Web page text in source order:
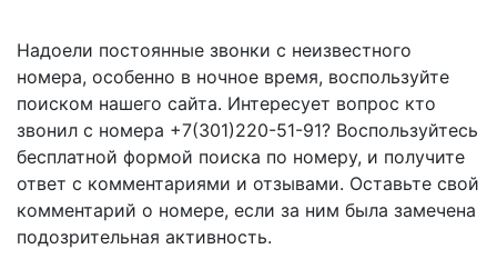
Надоели постоянные звонки с неизвестного
номера, особенно в ночное время, воспользуйте
поиском нашего сайта. Интересует вопрос кто
звонил с номера +7(301)220-51-91? Воспользуйтесь
бесплатной формой поиска по номеру, и получите
ответ с комментариями и отзывами. Оставьте свой
комментарий о номере, если за ним была замечена
подозрительная активность.